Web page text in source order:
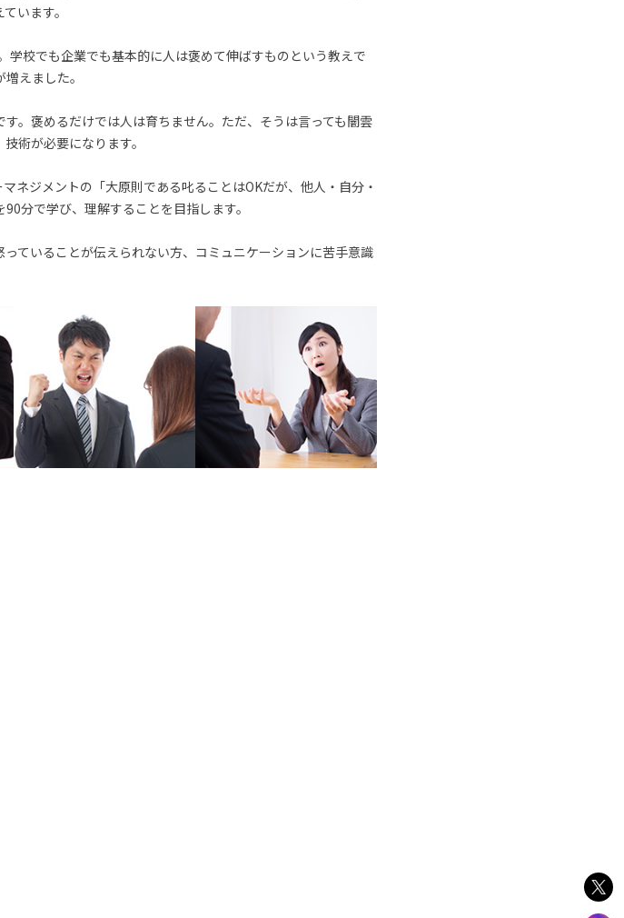
います。
校でも企業でも基本的に人は褒めて伸ばすものという教えで
えました。
。褒めるだけでは人は育ちません。ただ、そうは言っても闇雲
術が必要になります。
ネジメントの「大原則である叱ることはOKだが、他人・自分・
分で学び、理解することを目指します。
ていることが伝えられない方、コミュニケーションに苦手意識